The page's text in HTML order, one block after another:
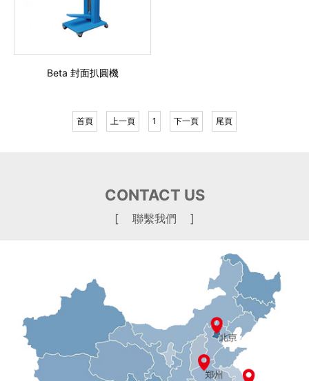
Beta 封面扒圓機
首頁 上一頁 1 下一頁 尾頁
CONTACT US
[ 聯繫我們 ]